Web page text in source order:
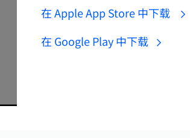
在 Apple App Store 中下载
在 Google Play 中下载